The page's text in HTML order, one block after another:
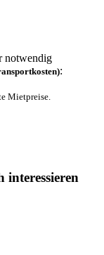
notwendig
:
Mietpreise.
interessieren